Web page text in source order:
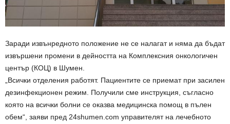
Заради извънредното положение не се налагат и няма да бъдат
извършени промени в дейността на Комплексния онкологичен
център (КОЦ) в Шумен.
„Всички отделения работят. Пациентите се приемат при засилен
дезинфекционен режим. Получили сме инструкция, съгласно
която на всички болни се оказва медицинска помощ в пълен
обем“, заяви пред 24shumen.com управителят на лечебното